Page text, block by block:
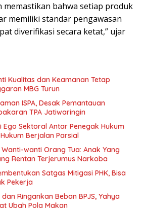
memastikan bahwa setiap produk
memiliki standar pengawasan
diverifikasi secara ketat,” ujar
Kualitas dan Keamanan Tetap
MBG Turun
ISPA, Desak Pemantauan
TPA Jatiwaringin
Sektoral Antar Penegak Hukum
Berjalan Parsial
wanti Orang Tua: Anak Yang
Rentan Terjerumus Narkoba
Satgas Mitigasi PHK, Bisa
Pekerja
Ringankan Beban BPJS, Yahya
Ubah Pola Makan